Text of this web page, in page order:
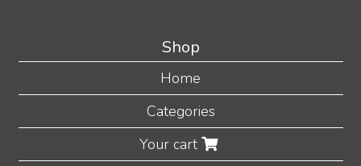
Shop
Home
Categories
Your cart